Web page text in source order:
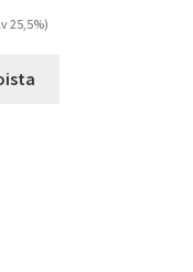
25,5%)